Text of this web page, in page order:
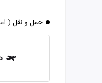
حمل و نقل (